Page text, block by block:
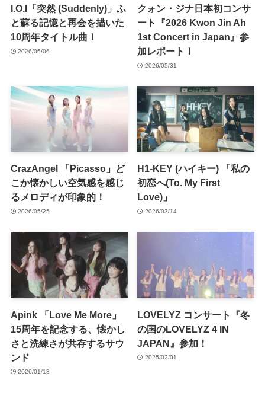
I.O.I「突然 (Suddenly)」ふ
と蘇る記憶と再会を描いた
10周年タイトル曲！
2026/06/06
クォン・ジナ日本初コンサ
ート『2026 Kwon Jin Ah
1st Concert in Japan』参
加レポート！
2026/05/31
CrazAngel 「Picasso」ど
こか懐かしい空気感を感じ
るメロディが印象的！
2026/05/25
H1-KEY (ハイキー) 「私の
初恋へ(To. My First
Love)」
2026/03/14
Apink 「Love Me More」
15周年を記念する、懐かし
さと洗練さが共存するサウ
ンド
2026/01/18
LOVELYZ コンサート『冬
の国のLOVELYZ 4 IN
JAPAN』参加！
2025/02/01